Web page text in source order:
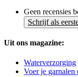
Geen recensies
Schrijf als
Uit ons magazine:
Waterverzorging
Voer je garnalen